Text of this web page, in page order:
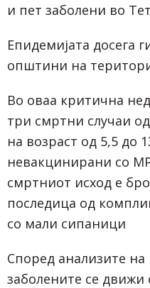
и пет заболени во
Епидемијата досега
општини на
Во оваа критична
три смртни случаи
на возраст од 5,5 до
невакцинирани со
смртниот исход е
последица од
со мали сипаници
Според анализите на
заболените се движи